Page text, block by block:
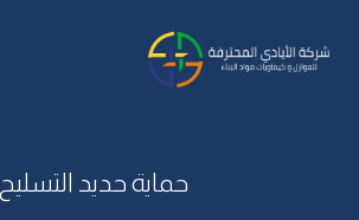
حماية حديد التسليح